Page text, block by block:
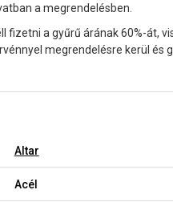
a megrendelésben.
fizetni a gyűrű árának 60%-át,
megrendelésre kerül és
Altar
Acél